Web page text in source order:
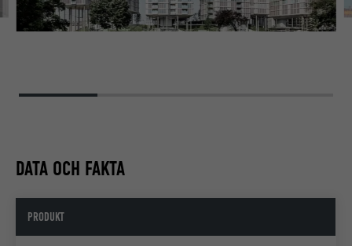
DATA OCH FAKTA
PRODUKT